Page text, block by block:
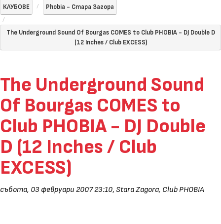
КЛУБОВЕ Phobia - Стара Загора
The Underground Sound Of Bourgas COMES to Club PHOBIA - DJ Double D
(12 Inches / Club EXCESS)
The Underground Sound
Of Bourgas COMES to
Club PHOBIA - DJ Double
D (12 Inches / Club
EXCESS)
събота, 03 февруари 2007 23:10, Stara Zagora, Club PHOBIA